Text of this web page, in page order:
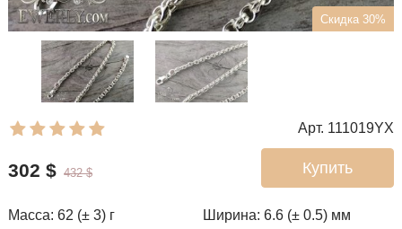
Скидка 30%
Арт. 111019YX
Купить
302 $ 432 $
Масса: 62 (± 3) г Ширина:6.6 (± 0.5) мм